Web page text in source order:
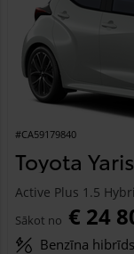
#CA59179840
Toyota Yaris
Active Plus 1.5
Sākot no € 24
Benzīna hibrīds